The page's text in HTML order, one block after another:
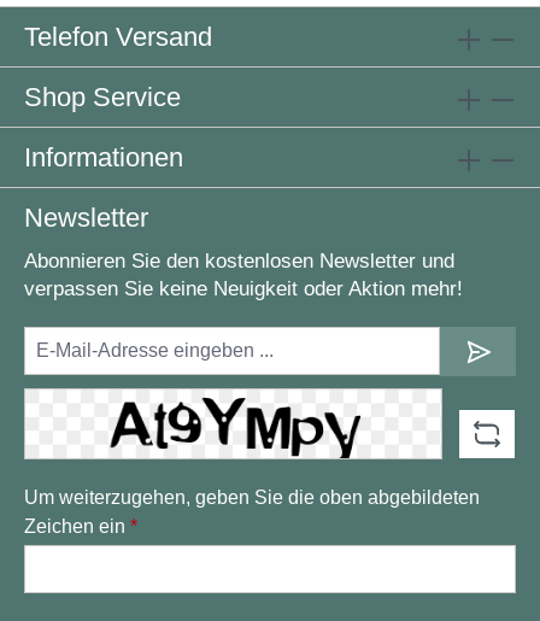
Telefon Versand
Shop Service
Informationen
Newsletter
Abonnieren Sie den kostenlosen Newsletter und
verpassen Sie keine Neuigkeit oder Aktion mehr!
Um weiterzugehen, geben Sie die oben abgebildeten
Zeichen ein *